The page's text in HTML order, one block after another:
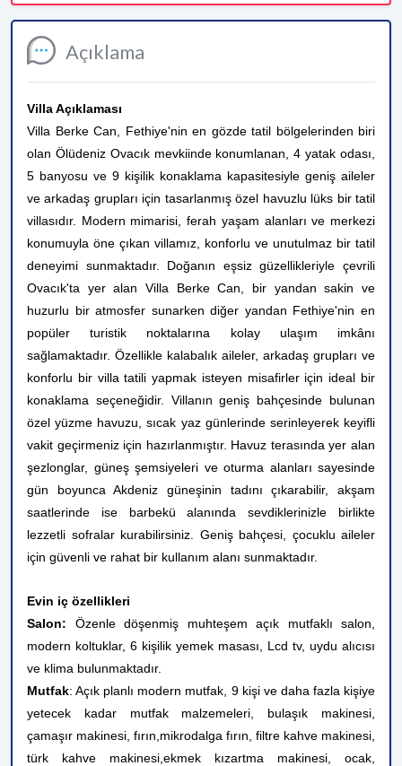
Açıklama
Villa Açıklaması
Villa Berke Can, Fethiye'nin en gözde tatil bölgelerinden biri
olan Ölüdeniz Ovacık mevkiinde konumlanan, 4 yatak odası,
5 banyosu ve 9 kişilik konaklama kapasitesiyle geniş aileler
ve arkadaş grupları için tasarlanmış özel havuzlu lüks bir tatil
villasıdır. Modern mimarisi, ferah yaşam alanları ve merkezi
konumuyla öne çıkan villamız, konforlu ve unutulmaz bir tatil
deneyimi sunmaktadır. Doğanın eşsiz güzellikleriyle çevrili
Ovacık'ta yer alan Villa Berke Can, bir yandan sakin ve
huzurlu bir atmosfer sunarken diğer yandan Fethiye'nin en
popüler turistik noktalarına kolay ulaşım imkânı
sağlamaktadır. Özellikle kalabalık aileler, arkadaş grupları ve
konforlu bir villa tatili yapmak isteyen misafirler için ideal bir
konaklama seçeneğidir. Villanın geniş bahçesinde bulunan
özel yüzme havuzu, sıcak yaz günlerinde serinleyerek keyifli
vakit geçirmeniz için hazırlanmıştır. Havuz terasında yer alan
şezlonglar, güneş şemsiyeleri ve oturma alanları sayesinde
gün boyunca Akdeniz güneşinin tadını çıkarabilir, akşam
saatlerinde ise barbekü alanında sevdiklerinizle birlikte
lezzetli sofralar kurabilirsiniz. Geniş bahçesi, çocuklu aileler
için güvenli ve rahat bir kullanım alanı sunmaktadır.
Evin iç özellikleri
Salon: Özenle döşenmiş muhteşem açık mutfaklı salon,
modern koltuklar, 6 kişilik yemek masası, Lcd tv, uydu alıcısı
ve klima bulunmaktadır.
Mutfak: Açık planlı modern mutfak, 9 kişi ve daha fazla kişiye
yetecek kadar mutfak malzemeleri, bulaşık makinesi,
çamaşır makinesi, fırın,mikrodalga fırın, filtre kahve makinesi,
türk kahve makinesi,ekmek kızartma makinesi, ocak,